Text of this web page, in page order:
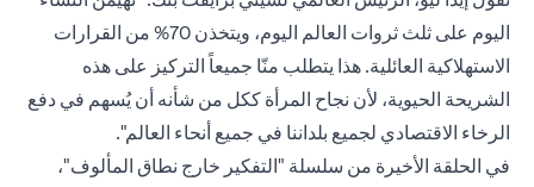
اليوم على ثلث ثروات العالم اليوم، ويتخذن 70% من القرارات
الاستهلاكية العائلية. هذا يتطلب منّا جميعاً التركيز على هذه
الشريحة الحيوية، لأن نجاح المرأة ككل من شأنه أن يُسهم في دفع
الرخاء الاقتصادي لجميع بلداننا في جميع أنحاء العالم".
في الحلقة الأخيرة من سلسلة "التفكير خارج نطاق المألوف"،